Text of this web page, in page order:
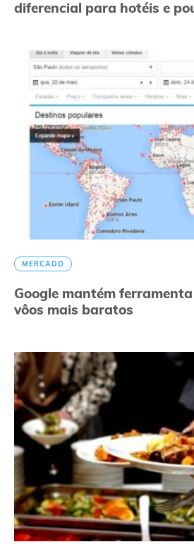
diferencial para hotéis e
MERCADO
Google mantém
vôos mais baratos